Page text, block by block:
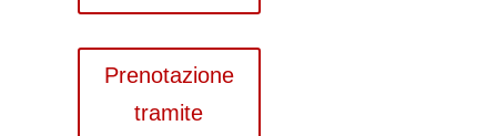
Prenotazione
tramite